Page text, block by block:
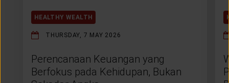
HEALTHY WEALTH
THURSDAY, 7 MAY 2026
Perencanaan Keuangan yang
Berfokus pada Kehidupan, Bukan